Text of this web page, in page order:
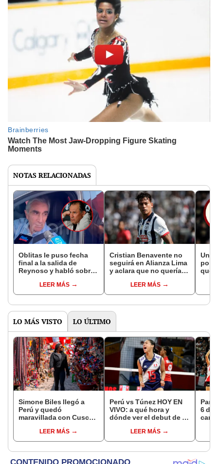
NOTAS RELACIONADAS
Oblitas le puso fecha
final a la salida de
Reynoso y habló sobre
GarecaLEER MÁS
Cristian Benavente no
seguirá en Alianza Lima
y aclara que no quería
renovarLEER MÁS
por
que
LO MÁS VISTO LO ÚLTIMO
Simone Biles llegó a
Perú y quedó
maravillada con Cusco:
lo hermoso que es este
país"
LEER MÁS
Perú vs Túnez HOY EN
VIVO: a qué hora y
dónde ver el debut de la
Sub 17 de Vóley 2026
LEER MÁS
6 de